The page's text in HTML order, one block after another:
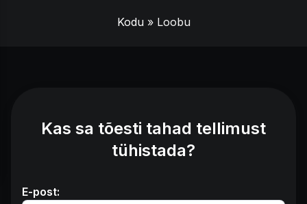
Kodu » Loobu
Kas sa tõesti tahad tellimust
tühistada?
E-post: